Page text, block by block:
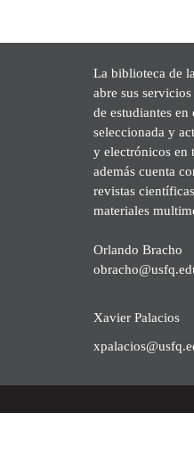
La biblioteca de
abre sus
de estudiantes
seleccionada y
y electrónicos en
además cuenta
revistas
materiales
Orlando Bracho
Xavier Palacios